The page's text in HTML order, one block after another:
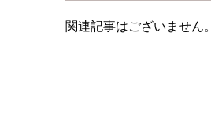
関連記事はございません。